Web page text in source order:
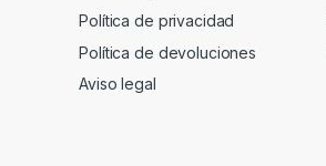
Política de privacidad
Política de devoluciones
Aviso legal